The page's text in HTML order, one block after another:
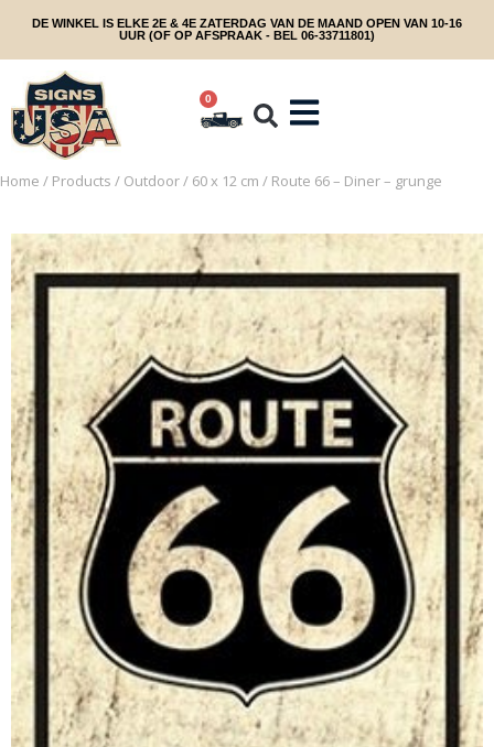
DE WINKEL IS ELKE 2E & 4E ZATERDAG VAN DE MAAND OPEN VAN 10-16
UUR (OF OP AFSPRAAK - BEL 06-33711801)
0
Home / Products / Outdoor/ 60 x 12 cm / Route 66 – Diner – grunge